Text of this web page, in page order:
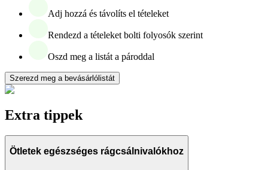
Adj hozzá és távolíts el tételeket
Rendezd a tételeket bolti folyosók szerint
Oszd meg a listát a pároddal
Szerezd meg a bevásárlólistát
Extra tippek
Ötletek egészséges rágcsálnivalókhoz